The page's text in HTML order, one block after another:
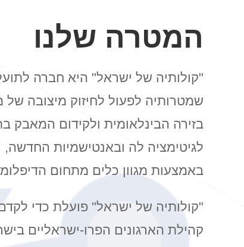
המטרה שלנו
"קולותיה של ישראל" היא חברה
שמטרותיה לפעול לחיזוק מיצובה של
בזירה הבינלאומית ולקידום המאבק
לגיטימציה לה ובאנטישמיות החדשה,
באמצעות מגוון כלים מתחום
"קולותיה של ישראל" פועלת כדי
קהילת הארגונים הפרו-ישראליים